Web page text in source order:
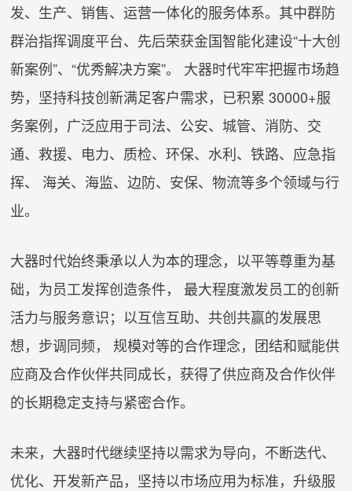
发、生产、销售、运营一体化的服务体系。其中群防
群治指挥调度平台、先后荣获金国智能化建设“十大创
新案例”、“优秀解决方案”。 大器时代牢牢把握市场趋
势，坚持科技创新满足客户需求，已积累 30000+服
务案例，广泛应用于司法、公安、城管、消防、交
通、救援、电力、质检、环保、水利、铁路、应急指
挥、 海关、海监、边防、安保、物流等多个领域与行
业。
大器时代始终秉承以人为本的理念，以平等尊重为基
础，为员工发挥创造条件， 最大程度激发员工的创新
活力与服务意识；以互信互助、共创共赢的发展思
想，步调同频， 规模对等的合作理念，团结和赋能供
应商及合作伙伴共同成长，获得了供应商及合作伙伴
的长期稳定支持与紧密合作。
未来，大器时代继续坚持以需求为导向，不断迭代、
优化、开发新产品，坚持以市场应用为标准，升级服